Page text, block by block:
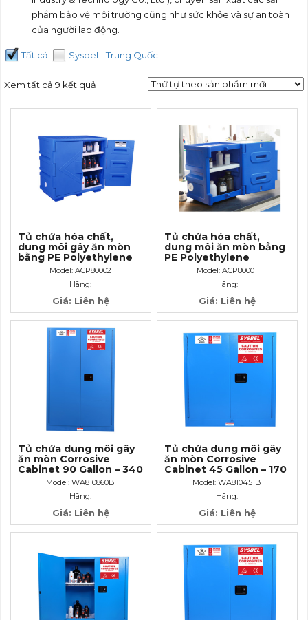
phẩm bảo vệ môi trường cũng như sức khỏe và sự an toàn
của người lao động.
Tất cả Sysbel - Trung Quốc
Xem tất cả 9 kết quả
Tủ chứa hóa chất,
dung môi gây ăn mòn
bằng PE Polyethylene
Corrosive Cabinet
Model: ACP80002
Hãng:
Giá: Liên hệ
Tủ chứa hóa chất,
dung môi ăn mòn bằng
PE Polyethylene
Corrosive Cabinet 4
Model: ACP80001
Hãng:
Giá: Liên hệ
Tủ chứa dung môi gây
ăn mòn Corrosive
Cabinet 90 Gallon – 340
lít, cửa không tự đóng
Model: WA810860B
Hãng:
Giá: Liên hệ
Tủ chứa dung môi gây
ăn mòn Corrosive
Cabinet 45 Gallon – 170
lít, cửa tự đóng
Model: WA810451B
Hãng:
Giá: Liên hệ